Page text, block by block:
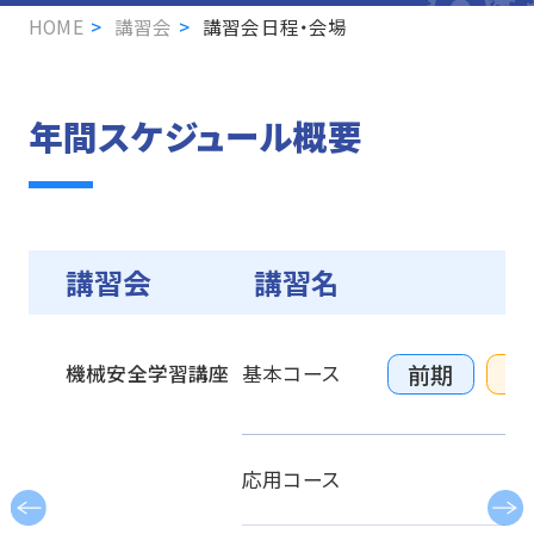
企業情報
FAQ
資格取得された方へ
お問い合わせ 申込・マイページ
HOME 講習会 講習会日程・会場
年間スケジュール概要
講習会 講習名
機械安全学習講座 基本コース 前期
応用コース